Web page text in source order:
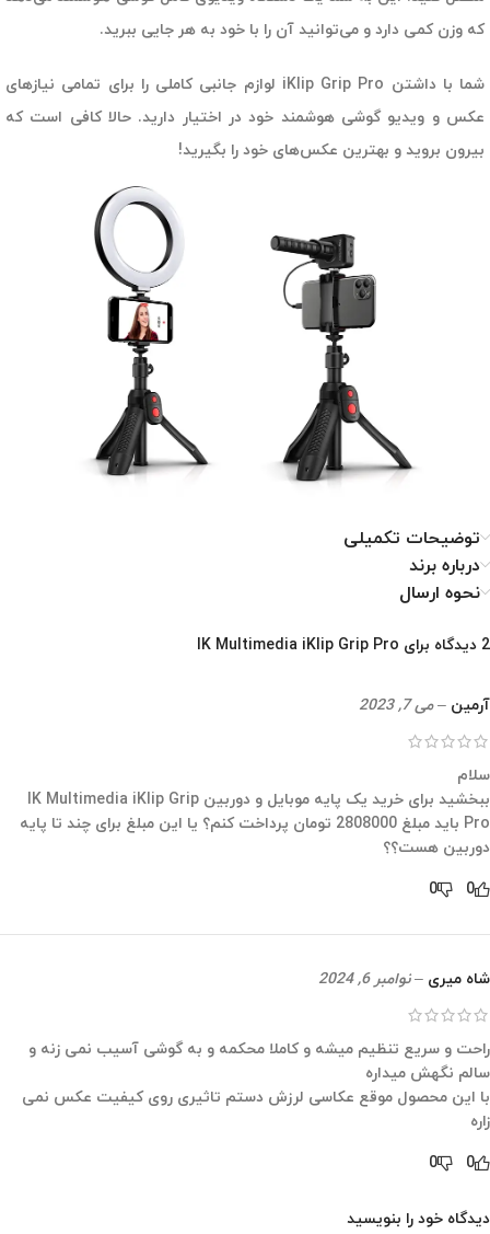
که وزن کمی دارد و می‌توانید آن را با خود به هر جایی ببرید.
شما با داشتن iKlip Grip Pro لوازم جانبی کاملی را برای تمامی نیازهای
عکس و ویدیو گوشی هوشمند خود در اختیار دارید. حالا کافی است که
بیرون بروید و بهترین عکس‌های خود را بگیرید!
توضیحات تکمیلی
درباره برند
نحوه ارسال
2 دیدگاه برای IK Multimedia iKlip Grip Pro
آرمین – می 7, 2023
سلام
ببخشید برای خرید یک پایه موبایل و دوربین IK Multimedia iKlip Grip
Pro باید مبلغ 2808000 تومان پرداخت کنم؟ یا این مبلغ برای چند تا پایه
دوربین هست؟؟
0
0
شاه میری – نوامبر 6, 2024
راحت و سریع تنظیم میشه و کاملا محکمه و به گوشی آسیب نمی زنه و
سالم نگهش میداره
با این محصول موقع عکاسی لرزش دستم تاثیری روی کیفیت عکس نمی
زاره
0
0
دیدگاه خود را بنویسید